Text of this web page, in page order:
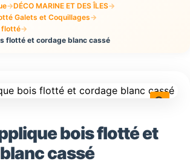
→DÉCO MARINE ET DES ÎLES→
Galets et Coquillages→
flotté→
flotté et cordage blanc cassé
bois flotté et
cassé